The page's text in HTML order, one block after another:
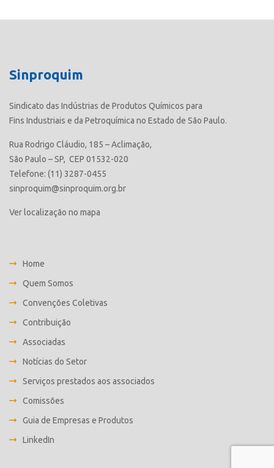
Sinproquim
Sindicato das Indústrias de Produtos Químicos para
Fins Industriais e da Petroquímica no Estado de São Paulo.
Rua Rodrigo Cláudio, 185 – Aclimação,
São Paulo – SP, CEP 01532-020
Telefone: (11) 3287-0455
sinproquim@sinproquim.org.br
Ver localização no mapa
Home
Quem Somos
Convenções Coletivas
Contribuição
Associadas
Notícias do Setor
Serviços prestados aos associados
Comissões
Guia de Empresas e Produtos
LinkedIn